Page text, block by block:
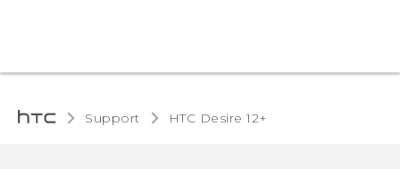
Support HTC Desire 12+‎